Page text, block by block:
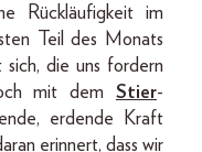
Rückläufigkeit im
Teil des Monats
die uns fordern
mit dem Stier-
erdende Kraft
erinnert, dass wir